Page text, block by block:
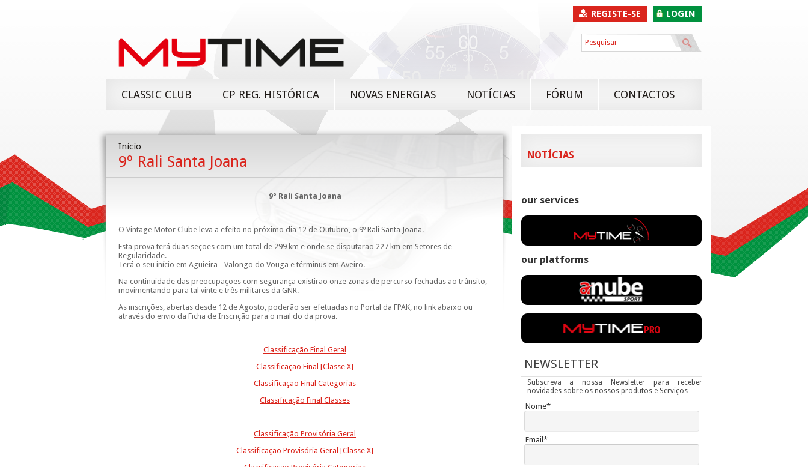
LOGIN
REGISTE-SE
CLASSIC CLUB CP REG. HISTÓRICA NOVAS ENERGIAS NOTÍCIAS FÓRUM CONTACTOS
Início
9º Rali Santa Joana
9º Rali Santa Joana
O Vintage Motor Clube leva a efeito no próximo dia 12 de Outubro, o 9º Rali Santa Joana.
Esta prova terá duas seções com um total de 299 km e onde se disputarão 227 km em Setores de
Regularidade.
Terá o seu início em Aguieira - Valongo do Vouga e términus em Aveiro.
Na continuidade das preocupações com segurança existirão onze zonas de percurso fechadas ao trânsito,
movimentando para tal vinte e três militares da GNR.
As inscrições, abertas desde 12 de Agosto, poderão ser efetuadas no Portal da FPAK, no link abaixo ou
através do envio da Ficha de Inscrição para o mail do da prova.
Classificação Final Geral
Classificação Final [Classe X]
Classificação Final Categorias
Classificação Final Classes
Classificação Provisória Geral
Classificação Provisória Geral [Classe X]
NOTÍCIAS
our services
our platforms
NEWSLETTER
Subscreva a nossa Newsletter para receber
novidades sobre os nossos produtos e Serviços
Nome*
Email*